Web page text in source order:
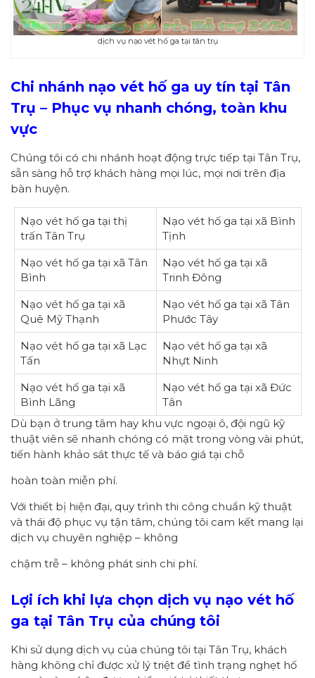
dịch vụ nạo vét hố ga tại tân trụ
Chi nhánh nạo vét hố ga uy tín tại Tân
Trụ – Phục vụ nhanh chóng, toàn khu
vực
Chúng tôi có chi nhánh hoạt động trực tiếp tại Tân Trụ,
sẵn sàng hỗ trợ khách hàng mọi lúc, mọi nơi trên địa
bàn huyện.
Nạo vét hố ga tại thị
trấn Tân Trụ
Nạo vét hố ga tại xã Bình
Tịnh
Nạo vét hố ga tại xã Tân
Bình
Nạo vét hố ga tại xã
Trinh Đông
Nạo vét hố ga tại xã
Quê Mỹ Thạnh
Nạo vét hố ga tại xã Tân
Phước Tây
Nạo vét hố ga tại xã Lạc
Tấn
Nạo vét hố ga tại xã
Nhựt Ninh
Nạo vét hố ga tại xã
Bình Lãng
Nạo vét hố ga tại xã Đức
Tân
Dù bạn ở trung tâm hay khu vực ngoại ô, đội ngũ kỹ
thuật viên sẽ nhanh chóng có mặt trong vòng vài phút,
tiến hành khảo sát thực tế và báo giá tại chỗ
hoàn toàn miễn phí.
Với thiết bị hiện đại, quy trình thi công chuẩn kỹ thuật
và thái độ phục vụ tận tâm, chúng tôi cam kết mang lại
dịch vụ chuyên nghiệp – không
chậm trễ – không phát sinh chi phí.
Lợi ích khi lựa chọn dịch vụ nạo vét hố
ga tại Tân Trụ của chúng tôi
Khi sử dụng dịch vụ của chúng tôi tại Tân Trụ, khách
hàng không chỉ được xử lý triệt để tình trạng nghẹt hố